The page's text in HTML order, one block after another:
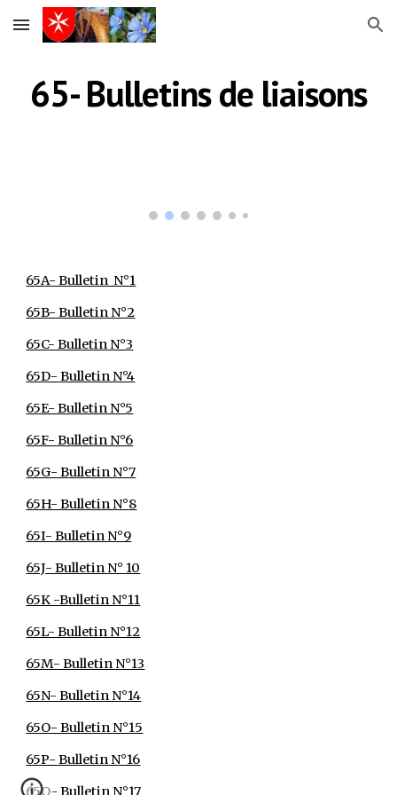
Skip to main content Skip to navigation
65- Bulletins de liaisons
65A- Bulletin  N°1
65B- Bulletin N°2
65C- Bulletin N°3
65D- Bulletin N°4
65E- Bulletin N°5
65F- Bulletin N°6
65G- Bulletin N°7
65H- Bulletin N°8
65I- Bulletin N°9
65J- Bulletin N° 10
65K -Bulletin N°11
65L- Bulletin N°12
65M- Bulletin N°13
65N- Bulletin N°14
65O- Bulletin N°15
65P- Bulletin N°16
65Q- Bulletin N°17